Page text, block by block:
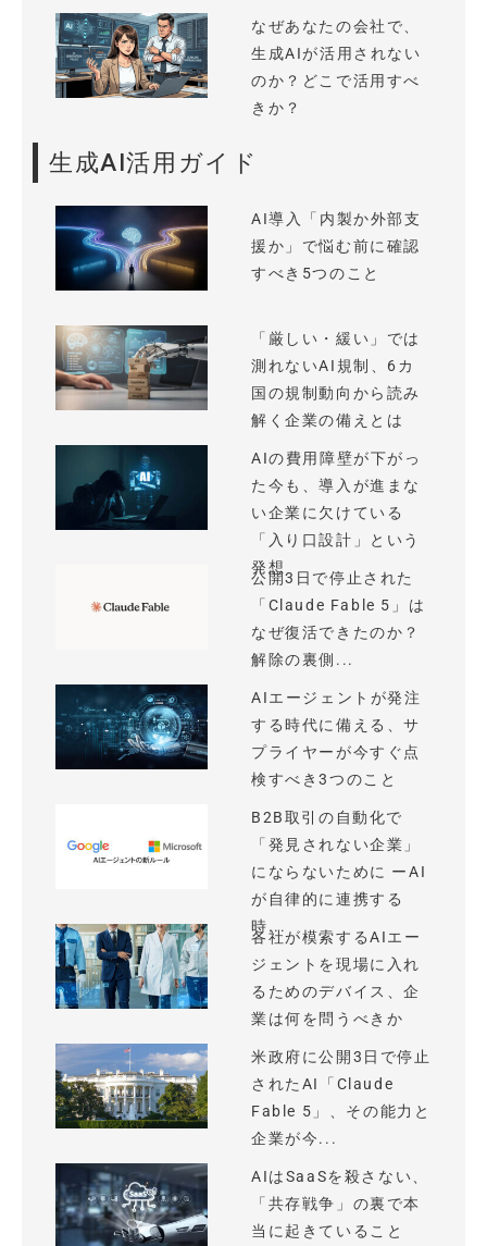
なぜあなたの会社で、
生成AIが活用されない
のか？どこで活用すべ
きか？
生成AI活用ガイド
AI導入「内製か外部支
援か」で悩む前に確認
すべき5つのこと
「厳しい・緩い」では
測れないAI規制、6カ
国の規制動向から読み
解く企業の備えとは
AIの費用障壁が下がっ
た今も、導入が進まな
い企業に欠けている
「入り口設計」という
発想
公開3日で停止された
「Claude Fable 5」は
なぜ復活できたのか？
解除の裏側...
AIエージェントが発注
する時代に備える、サ
プライヤーが今すぐ点
検すべき3つのこと
B2B取引の自動化で
「発見されない企業」
にならないために ーAI
が自律的に連携する
時...
各社が模索するAIエー
ジェントを現場に入れ
るためのデバイス、企
業は何を問うべきか
米政府に公開3日で停止
されたAI「Claude
Fable 5」、その能力と
企業が今...
AIはSaaSを殺さない、
「共存戦争」の裏で本
当に起きていること